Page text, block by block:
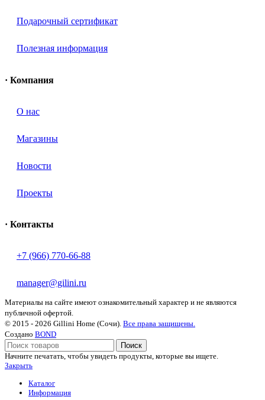
Подарочный сертификат
Полезная информация
· Компания
О нас
Магазины
Новости
Проекты
· Контакты
+7 (966) 770-66-88
manager@gilini.ru
Материалы на сайте имеют ознакомительный характер и не являются
публичной офертой.
© 2015 - 2026 Gillini Home (Сочи). Все права защищены.
Создано BOND
Поиск
Начните печатать, чтобы увидеть продукты, которые вы ищете.
Закрыть
Каталог
Информация